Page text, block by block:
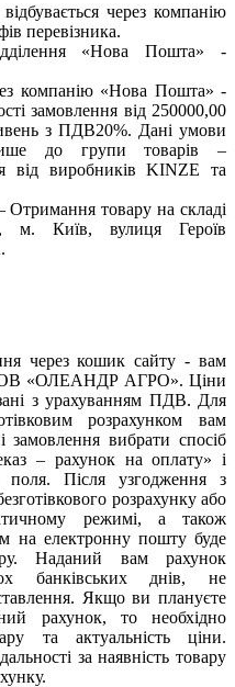
через компанію
перевізника.
«Нова Пошта» -
компанію «Нова Пошта» -
замовлення від 250000,00
з ПДВ20%. Дані умови
до групи товарів –
від виробників KINZE та
Отримання товару на складі
м. Київ, вулиця Героїв
через кошик сайту - вам
ТОВ «ОЛЕАНДР АГРО». Ціни
з урахуванням ПДВ. Для
розрахунком вам
замовлення вибрати спосіб
– рахунок на оплату» і
поля. Після узгодження з
розрахунку або
режимі, а також
на електронну пошту буде
Наданий вам рахунок
банківських днів, не
Якщо ви плануєте
рахунок, то необхідно
та актуальність ціни.
за наявність товару